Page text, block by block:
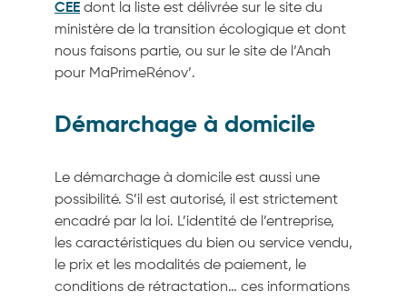
CEE dont la liste est délivrée sur le site du
ministère de la transition écologique et dont
nous faisons partie, ou sur le site de l’Anah
pour MaPrimeRénov’.
Démarchage à domicile
Le démarchage à domicile est aussi une
possibilité. S’il est autorisé, il est strictement
encadré par la loi. L’identité de l’entreprise,
les caractéristiques du bien ou service vendu,
le prix et les modalités de paiement, le
conditions de rétractation… ces informations